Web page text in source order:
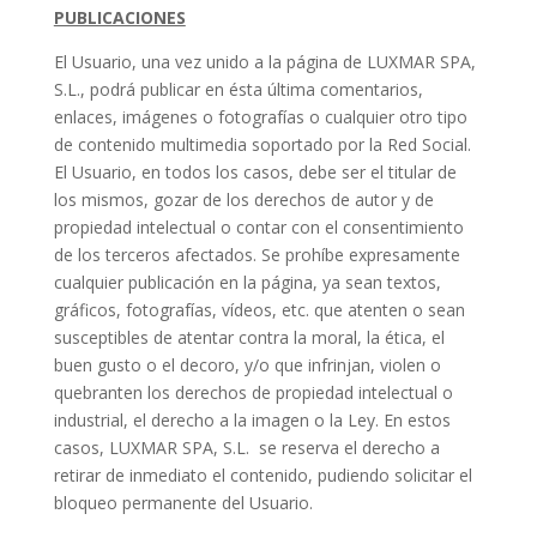
PUBLICACIONES
El Usuario, una vez unido a la página de LUXMAR SPA,
S.L., podrá publicar en ésta última comentarios,
enlaces, imágenes o fotografías o cualquier otro tipo
de contenido multimedia soportado por la Red Social.
El Usuario, en todos los casos, debe ser el titular de
los mismos, gozar de los derechos de autor y de
propiedad intelectual o contar con el consentimiento
de los terceros afectados. Se prohíbe expresamente
cualquier publicación en la página, ya sean textos,
gráficos, fotografías, vídeos, etc. que atenten o sean
susceptibles de atentar contra la moral, la ética, el
buen gusto o el decoro, y/o que infrinjan, violen o
quebranten los derechos de propiedad intelectual o
industrial, el derecho a la imagen o la Ley. En estos
casos, LUXMAR SPA, S.L. se reserva el derecho a
retirar de inmediato el contenido, pudiendo solicitar el
bloqueo permanente del Usuario.